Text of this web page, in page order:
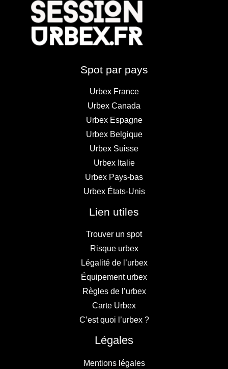
Spot par pays
Urbex France
Urbex Canada
Urbex Espagne
Urbex Belgique
Urbex Suisse
Urbex Italie
Urbex Pays-bas
Urbex États-Unis
Lien utiles
Trouver un spot
Risque urbex
Légalité de l’urbex
Équipement urbex
Règles de l’urbex
Carte Urbex
C’est quoi l’urbex ?
Légales
Mentions légales